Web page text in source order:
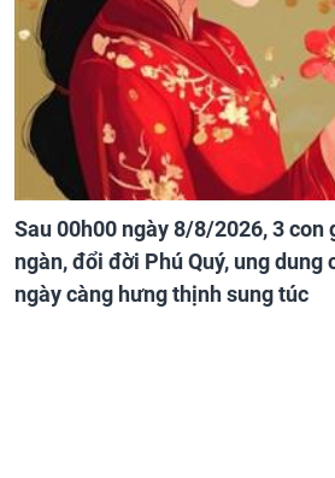
Sau 00h00 ngày 8/8/2026, 3 con
ngàn, đổi đời Phú Quý, ung dung
ngày càng hưng thịnh sung túc